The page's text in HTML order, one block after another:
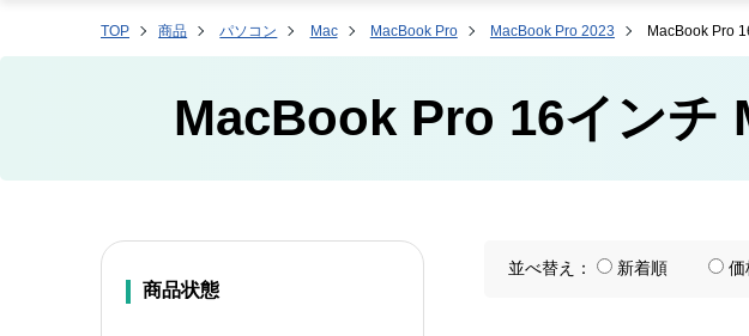
TOP 商品 パソコン Mac MacBook Pro MacBook Pro 2023 MacBook Pro
MacBook Pro 16インチ
商品状態
並べ替え： 新着順 価